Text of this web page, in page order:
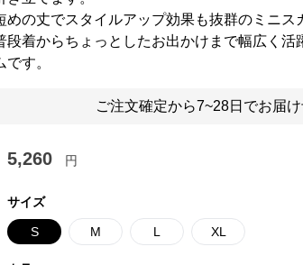
めの丈でスタイルアップ効果も抜群のミニス
段着からちょっとしたお出かけまで幅広く活
です。
ご注文確定から7~28日でお届
5,260 円
サイズ
S M L XL